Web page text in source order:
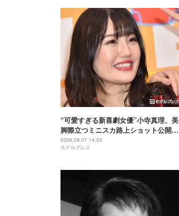
“可愛すぎる新喜劇女優”小寺真理、美
脚際立つミニスカ路上ショット公開
「スタイル抜群」「大人っぽくて素
敵」の声
2026.08.07 14:33
モデルプレス